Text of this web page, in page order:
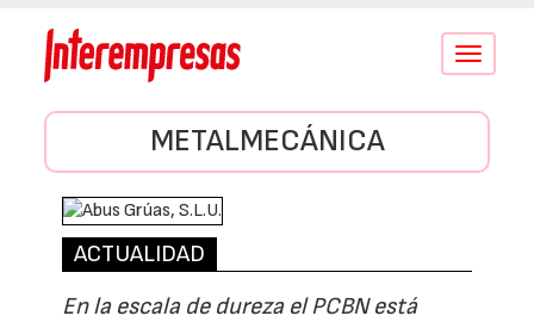
Conmutar
METALMECÁNICA
ACTUALIDAD
En la escala de dureza el PCBN está